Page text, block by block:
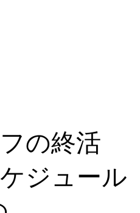
の終活
ジュール